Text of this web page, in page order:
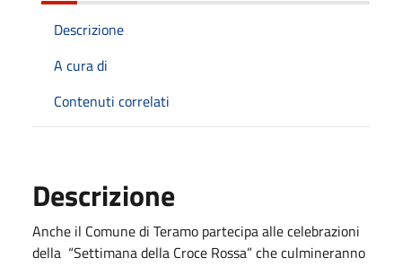
Descrizione
A cura di
Contenuti correlati
Descrizione
Anche il Comune di Teramo partecipa alle celebrazioni
della “Settimana della Croce Rossa” che culmineranno